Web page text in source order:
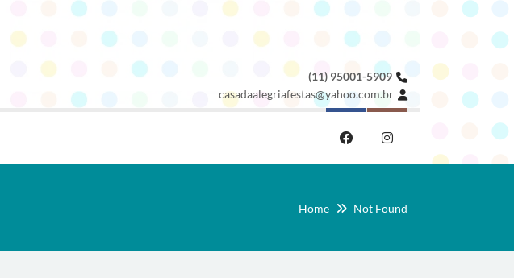
(11) 95001-5909
casadaalegriafestas@yahoo.com.br
Home Not Found